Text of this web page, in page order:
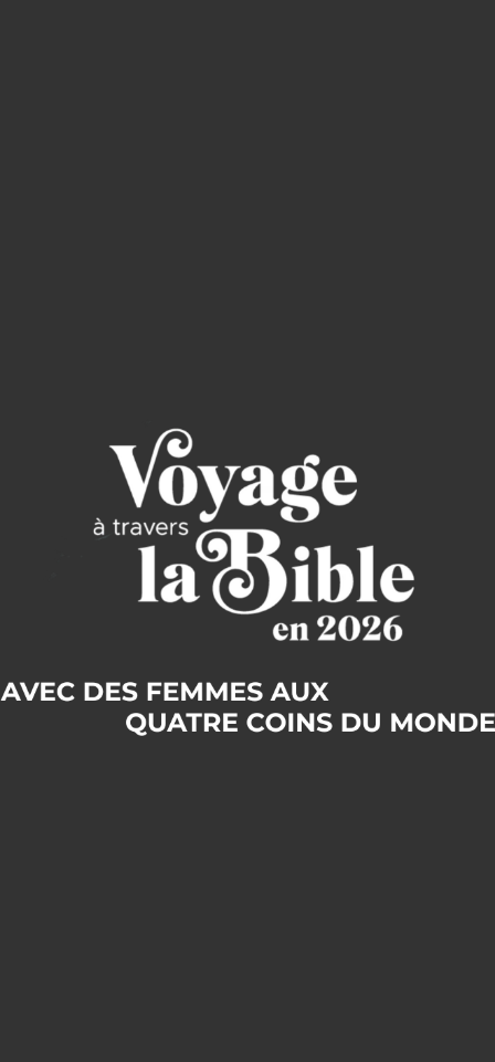
Read through the Bible